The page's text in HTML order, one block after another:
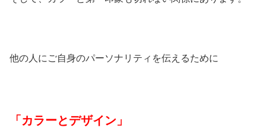
他の人にご自身のパーソナリティを伝えるために
「カラーとデザイン」